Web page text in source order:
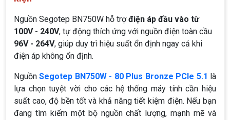
Nguồn Segotep BN750W hỗ trợđiện áp đầu vào từ
100V - 240V, tự động thích ứng với nguồn điện toàn cầu
96V - 264V, giúp duy trì hiệu suất ổn định ngay cả khi
điện áp không ổn định.
NguồnSegotep BN750W - 80 Plus Bronze PCIe 5.1 là
lựa chọn tuyệt vời cho các hệ thống máy tính cần hiệu
suất cao, độ bền tốt và khả năng tiết kiệm điện. Nếu bạn
đang tìm kiếm một bộ nguồn chất lượng, mạnh mẽ và